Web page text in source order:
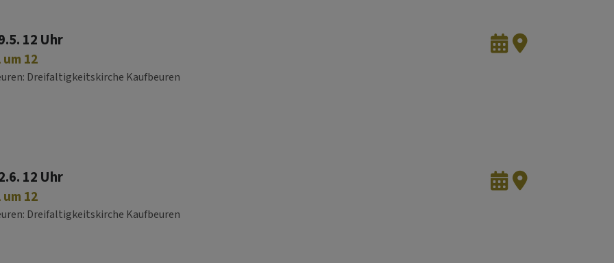
12 Uhr
12
Dreifaltigkeitskirche Kaufbeuren
12 Uhr
12
Dreifaltigkeitskirche Kaufbeuren